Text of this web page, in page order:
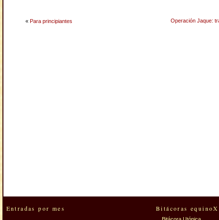
« Para principiantes Operación Jaque:
Entradas por mes Bitácoras